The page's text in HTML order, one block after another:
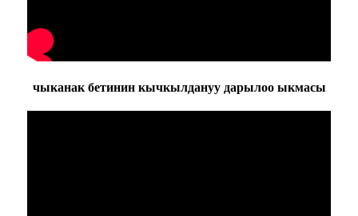
чыканак бетинин кычкылдануу дарылоо ыкмасы